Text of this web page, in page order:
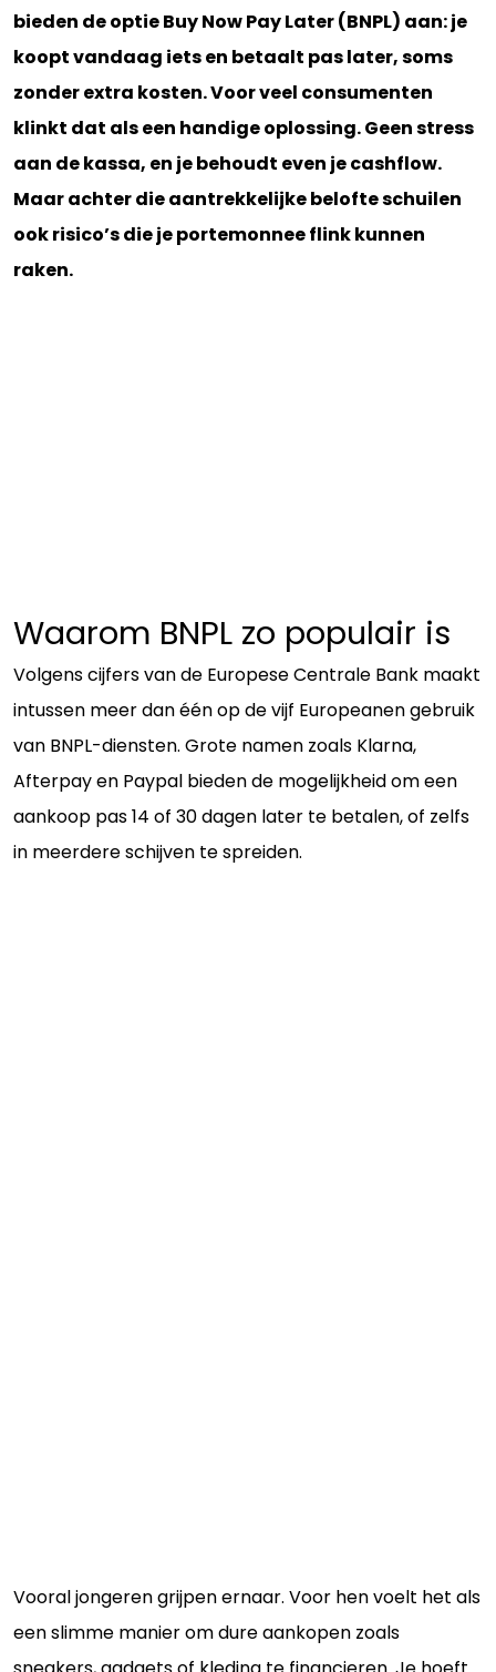
bieden de optie Buy Now Pay Later (BNPL) aan: je
koopt vandaag iets en betaalt pas later, soms
zonder extra kosten. Voor veel consumenten
klinkt dat als een handige oplossing. Geen stress
aan de kassa, en je behoudt even je cashflow.
Maar achter die aantrekkelijke belofte schuilen
ook risico’s die je portemonnee flink kunnen
raken.
Waarom BNPL zo populair is
Volgens cijfers van de Europese Centrale Bank maakt
intussen meer dan één op de vijf Europeanen gebruik
van BNPL-diensten. Grote namen zoals Klarna,
Afterpay en Paypal bieden de mogelijkheid om een
aankoop pas 14 of 30 dagen later te betalen, of zelfs
in meerdere schijven te spreiden.
Vooral jongeren grijpen ernaar. Voor hen voelt het als
een slimme manier om dure aankopen zoals